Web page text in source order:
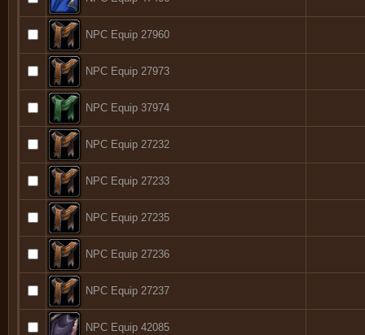
NPC Equip 27960
NPC Equip 27973
NPC Equip 37974
NPC Equip 27232
NPC Equip 27233
NPC Equip 27235
NPC Equip 27236
NPC Equip 27237
NPC Equip 42085